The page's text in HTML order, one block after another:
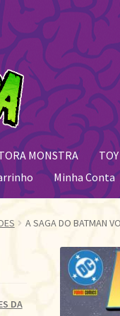
MONSTRA TOY
Minha Conta
A SAGA DO BATMAN
DA